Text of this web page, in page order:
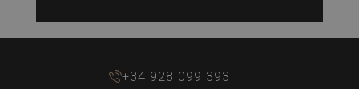
+34 928 099 393